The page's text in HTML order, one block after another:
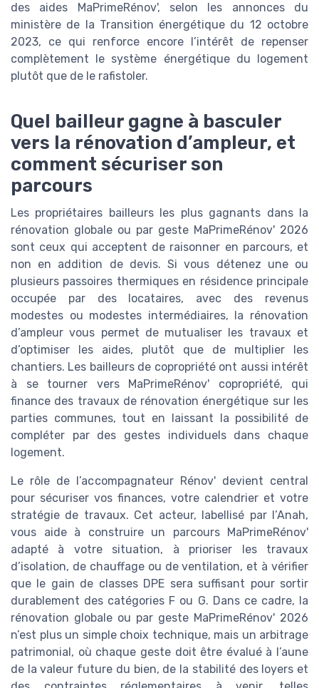
des aides MaPrimeRénov', selon les annonces du
ministère de la Transition énergétique du 12 octobre
2023, ce qui renforce encore l’intérêt de repenser
complètement le système énergétique du logement
plutôt que de le rafistoler.
Quel bailleur gagne à basculer
vers la rénovation d’ampleur, et
comment sécuriser son
parcours
Les propriétaires bailleurs les plus gagnants dans la
rénovation globale ou par geste MaPrimeRénov' 2026
sont ceux qui acceptent de raisonner en parcours, et
non en addition de devis. Si vous détenez une ou
plusieurs passoires thermiques en résidence principale
occupée par des locataires, avec des revenus
modestes ou modestes intermédiaires, la rénovation
d’ampleur vous permet de mutualiser les travaux et
d’optimiser les aides, plutôt que de multiplier les
chantiers. Les bailleurs de copropriété ont aussi intérêt
à se tourner vers MaPrimeRénov' copropriété, qui
finance des travaux de rénovation énergétique sur les
parties communes, tout en laissant la possibilité de
compléter par des gestes individuels dans chaque
logement.
Le rôle de l’accompagnateur Rénov' devient central
pour sécuriser vos finances, votre calendrier et votre
stratégie de travaux. Cet acteur, labellisé par l’Anah,
vous aide à construire un parcours MaPrimeRénov'
adapté à votre situation, à prioriser les travaux
d’isolation, de chauffage ou de ventilation, et à vérifier
que le gain de classes DPE sera suffisant pour sortir
durablement des catégories F ou G. Dans ce cadre, la
rénovation globale ou par geste MaPrimeRénov' 2026
n’est plus un simple choix technique, mais un arbitrage
patrimonial, où chaque geste doit être évalué à l’aune
de la valeur future du bien, de la stabilité des loyers et